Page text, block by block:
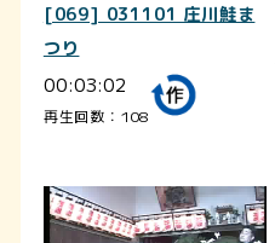
[069] 031101 庄川鮭ま
つり
00:03:02
再生回数：108